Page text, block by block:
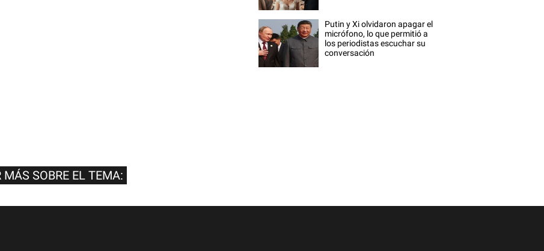
MÁS SOBRE EL TEMA:
Putin y Xi olvidaron apagar el
micrófono, lo que permitió a
los periodistas escuchar su
conversación